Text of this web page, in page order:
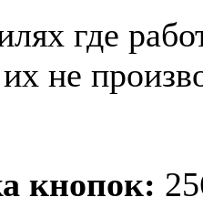
где
не
кнопок: